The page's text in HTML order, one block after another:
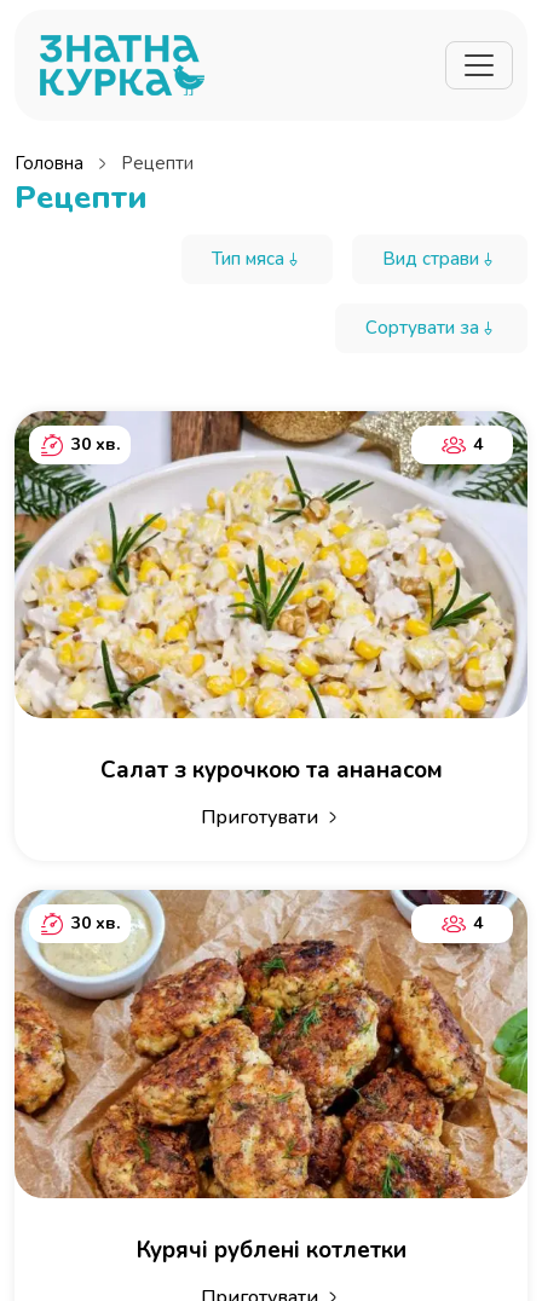
Головна Рецепти
Рецепти
Тип мяса Вид страви
Сортувати за
30 хв. 4
Салат з курочкою та ананасом
Приготувати
30 хв. 4
Курячі рублені котлетки